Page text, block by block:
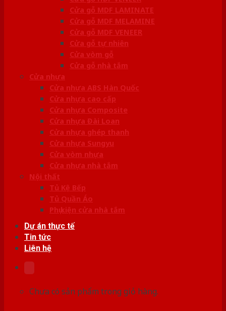
Cửa gỗ MDF LAMINATE
Cửa gỗ MDF MELAMINE
Cửa gỗ MDF VENEER
Cửa gỗ tự nhiên
Cửa vòm gỗ
Cửa gỗ nhà tắm
Cửa nhựa
Cửa nhựa ABS Hàn Quốc
Cửa nhựa cao cấp
Cửa nhựa Composite
Cửa nhựa Đài Loan
Cửa nhựa ghép thanh
Cửa nhựa Sungyu
Cửa vòm nhựa
Cửa nhựa nhà tắm
Nội thất
Tủ Kệ Bếp
Tủ Quần Áo
Phụ kiện cửa nhà tắm
Dự án thực tế
Tin tức
Liên hệ
Chưa có sản phẩm trong giỏ hàng.